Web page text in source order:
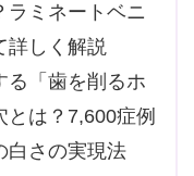
ラミネートベニ
詳しく解説
る「歯を削るホ
は？7,600症例
白さの実現法